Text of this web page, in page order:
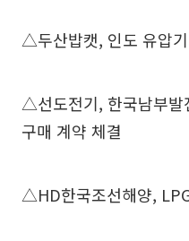
△두산밥캣, 인도 유압
△선도전기, 한국남부발
구매 계약 체결
△HD한국조선해양,